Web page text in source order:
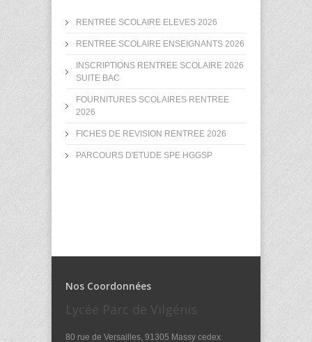
RENTREE SCOLAIRE ELEVES 2026
RENTREE SCOLAIRE ENSEIGNANTS 2026
INSCRIPTIONS RENTREE SCOLAIRE 2026
SUITE BAC
FOURNITURES SCOLAIRES RENTREE
2026
FICHES DE REVISION RENTREE 2026
PARCOURS D'ETUDE SPE HGGSP
Nos Coordonnées
Lycée Parc de Vilgénis
80 rue de Versailles, 91305 Massy cedex